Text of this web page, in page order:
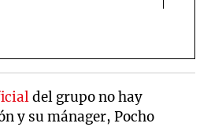
del grupo no hay
y su mánager, Pocho